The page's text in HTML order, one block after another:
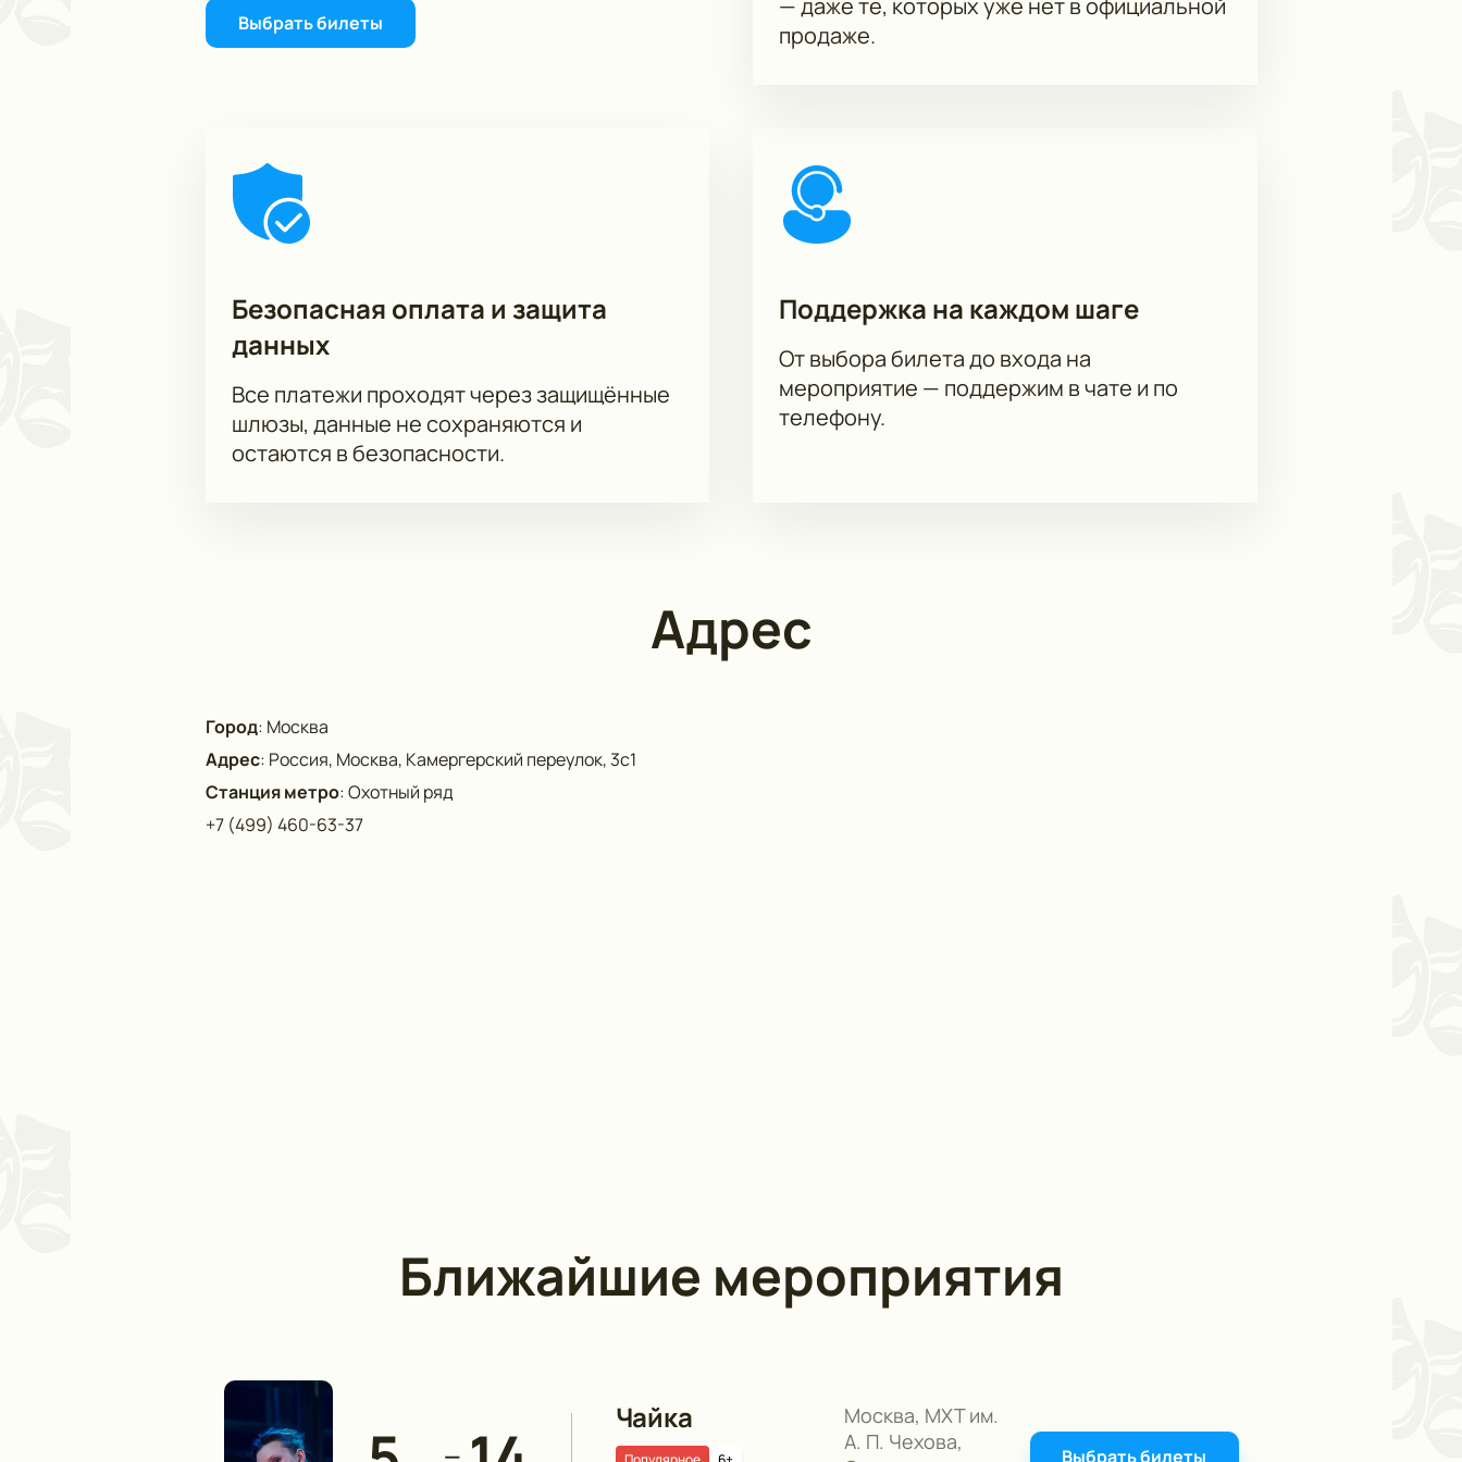
Выбрать билеты
продаже.
Безопасная оплата и защита
данных
Все платежи проходят через защищённые
шлюзы, данные не сохраняются и
остаются в безопасности.
Поддержка на каждом шаге
От выбора билета до входа на
мероприятие — поддержим в чате и по
телефону.
Адрес
Город: Москва
Адрес: Россия, Москва, Камергерский переулок, 3с1
Станция метро:Охотный ряд
+7 (499) 460-63-37
Ближайшие мероприятия
Чайка
Москва, МХТ им.
А. П. Чехова,
Выбрать билеты